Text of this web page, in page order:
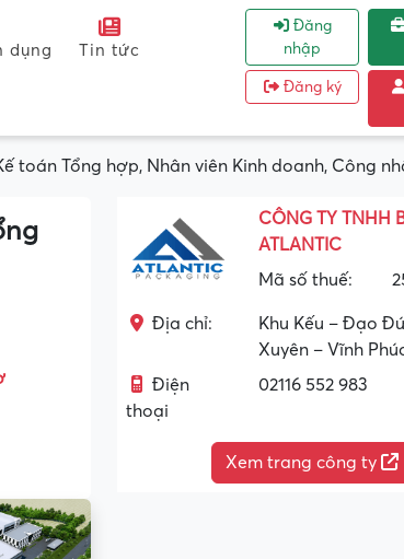
dụng Tin tức
Đăng
nhập
Đăng ký
toán Tổng hợp, Nhân viên Kinh doanh, Công
CÔNG TY TNHH
ATLANTIC
Mã số thuế:
Địa chỉ:
Khu Kếu – Đạo
Xuyên – Vĩnh
Điện
thoại
02116 552 983
Xem trang công ty